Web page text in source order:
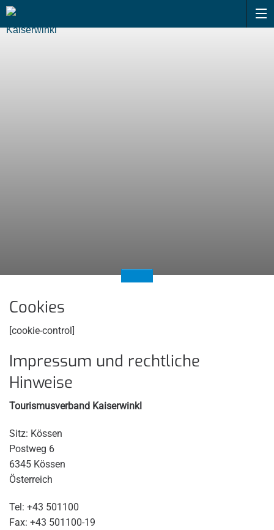
Cookies
[cookie-control]
Impressum und rechtliche
Hinweise
Tourismusverband Kaiserwinkl
Sitz: Kössen
Postweg 6
6345 Kössen
Österreich
Tel: +43 501100
Fax: +43 501100-19